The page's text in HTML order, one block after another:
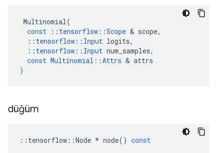
Multinomial(
const
:: tensorflow ::Scope & scope,
:: tensorflow :: Input logits,
:: tensorflow :: Input num_samples,
const Multinomial ::Attrs & attrs
)
düğüm
:: tensorflow ::Node * node() const